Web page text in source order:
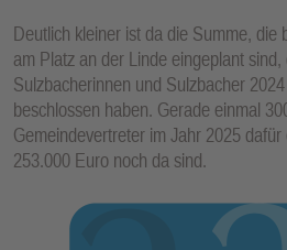
Deutlich kleiner ist da die Summe, die
am Platz an der Linde eingeplant
Sulzbacherinnen und Sulzbacher
beschlossen haben. Gerade einmal
Gemeindevertreter im Jahr 2025
253.000 Euro noch da sind.